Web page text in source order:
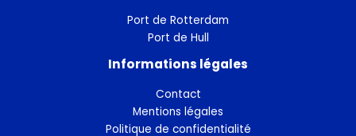
Port de Rotterdam
Port de Hull
Informations légales
Contact
Mentions légales
Politique de confidentialité